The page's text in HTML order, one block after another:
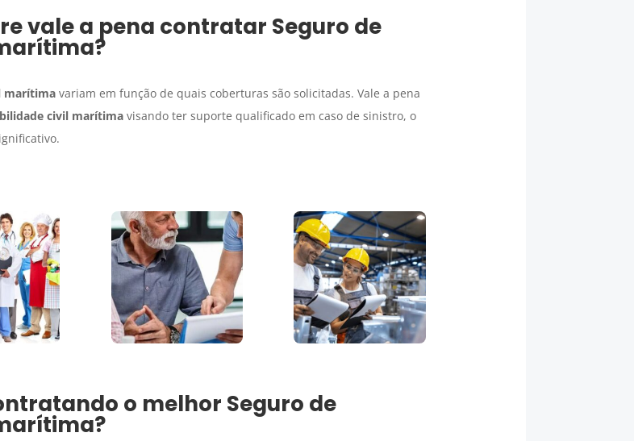
vale a pena contratar Seguro de
?
marítimavariam em função de quais coberturas são solicitadas. Vale a pena
civil marítimavisando ter suporte qualificado em caso de sinistro, o
o melhor Seguro de
?